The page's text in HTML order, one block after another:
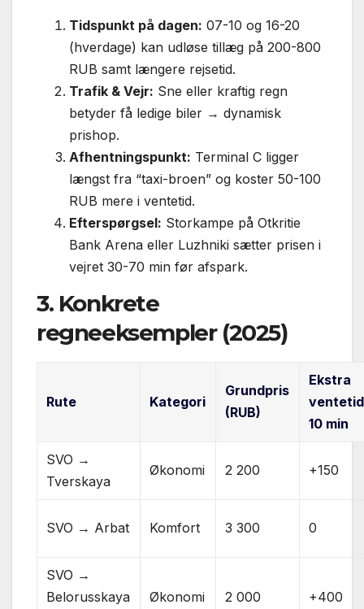
Tidspunkt på dagen: 07-10 og 16-20
(hverdage) kan udløse tillæg på 200-800
RUB samt længere rejsetid.
Trafik & Vejr: Sne eller kraftig regn
betyder få ledige biler → dynamisk
prishop.
Afhentningspunkt: Terminal C ligger
længst fra “taxi-broen” og koster 50-100
RUB mere i ventetid.
Efterspørgsel: Storkampe på Otkritie
Bank Arena eller Luzhniki sætter prisen i
vejret 30-70 min før afspark.
3. Konkrete
regneeksempler (2025)
Rute Kategori
Grundpris
(RUB)
Ekstra
ventetid
10 min
SVO →
Tverskaya
Økonomi 2 200 +150
SVO → Arbat Komfort 3 300 0
SVO →
Belorusskaya
Økonomi 2 000 +400